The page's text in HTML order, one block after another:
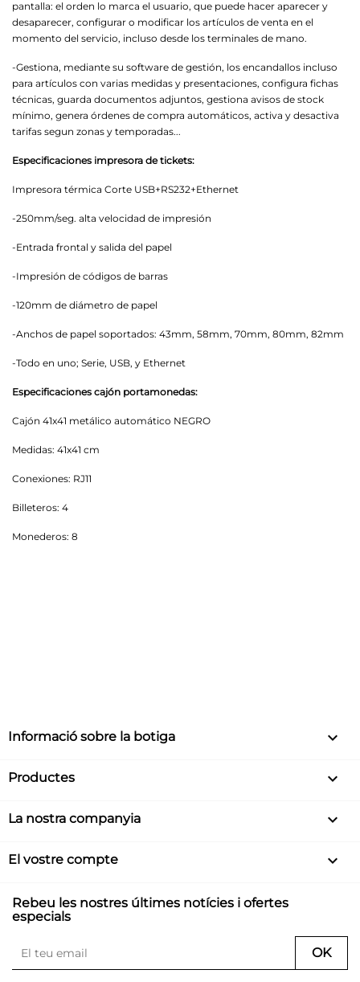
pantalla: el orden lo marca el usuario, que puede hacer aparecer y
desaparecer, configurar o modificar los artículos de venta en el
momento del servicio, incluso desde los terminales de mano.
-Gestiona, mediante su software de gestión, los encandallos incluso
para artículos con varias medidas y presentaciones, configura fichas
técnicas, guarda documentos adjuntos, gestiona avisos de stock
mínimo, genera órdenes de compra automáticos, activa y desactiva
tarifas segun zonas y temporadas...
Especificaciones impresora de tickets:
Impresora térmica Corte USB+RS232+Ethernet
-250mm/seg. alta velocidad de impresión
-Entrada frontal y salida del papel
-Impresión de códigos de barras
-120mm de diámetro de papel
-Anchos de papel soportados: 43mm, 58mm, 70mm, 80mm, 82mm
-Todo en uno; Serie, USB, y Ethernet
Especificaciones cajón portamonedas:
Cajón 41x41 metálico automático NEGRO
Medidas: 41x41 cm
Conexiones: RJ11
Billeteros: 4
Monederos: 8
Informació sobre la botiga keyboard_arrow_down
Productes 
La nostra companyia 
El vostre compte 
Rebeu les nostres últimes notícies i ofertes
especials